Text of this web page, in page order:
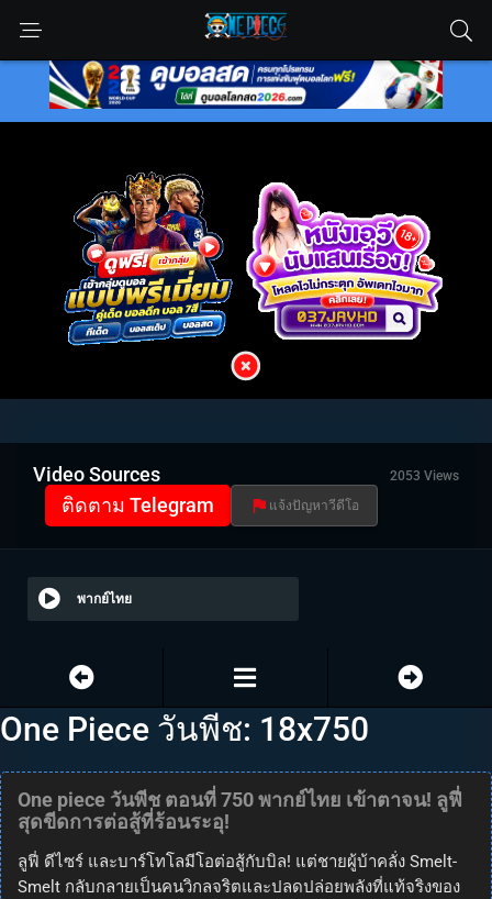
Video Sources 2053 Views
ติดตาม Telegram แจ้งปัญหาวีดีโอ
พากย์ไทย
One Piece วันพีช: 18x750
One piece วันพีช ตอนที่ 750 พากย์ไทย เข้าตาจน! ลูฟี่
สุดขีดการต่อสู้ที่ร้อนระอุ!
ลูฟี่ ดีไซร์ และบาร์โทโลมีโอต่อสู้กับบิล! แต่ชายผู้บ้าคลั่ง Smelt-
Smelt กลับกลายเป็นคนวิกลจริตและปลดปล่อยพลังที่แท้จริงของ